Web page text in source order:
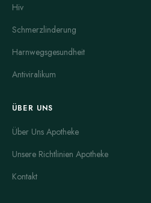
Hiv
Schmerzlinderung
Harnwegsgesundheit
Antiviralikum
ÜBER UNS
Über Uns Apotheke
Unsere Richtlinien Apotheke
Kontakt